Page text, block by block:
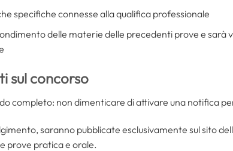
specifiche connesse alla qualifica professionale
delle materie delle precedenti prove e sarà
sul concorso
completo: non dimenticare di attivare una notifica
saranno pubblicate esclusivamente sul sito
prove pratica e orale.